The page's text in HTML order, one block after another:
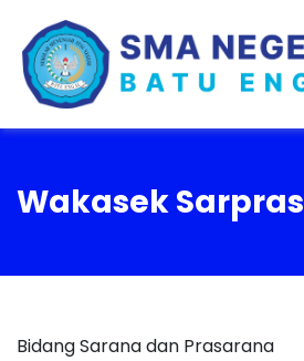
Wakasek Sarpras
Bidang Sarana dan Prasarana